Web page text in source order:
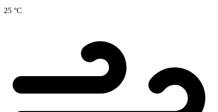
25 °C